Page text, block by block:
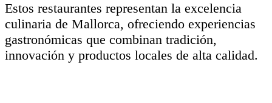
Estos restaurantes representan la excelencia
culinaria de Mallorca, ofreciendo experiencias
gastronómicas que combinan tradición,
innovación y productos locales de alta calidad.